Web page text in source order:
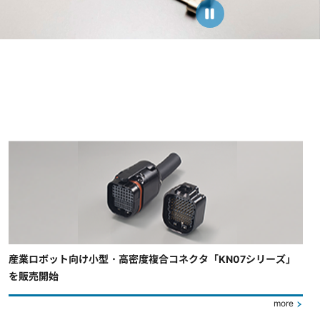
産業ロボット向け小型・高密度複合コネクタ「KN07シリーズ」
を販売開始
more